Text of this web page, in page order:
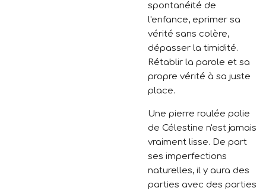
spontanéité de
l'enfance, eprimer sa
vérité sans colère,
dépasser la timidité.
Rétablir la parole et sa
propre vérité à sa juste
place.
Une pierre roulée polie
de Célestine n'est jamais
vraiment lisse. De part
ses imperfections
naturelles, il y aura des
parties avec des parties